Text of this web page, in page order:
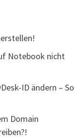
Notebook nicht
ID ändern – So
Domain